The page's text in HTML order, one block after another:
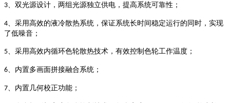
3 、双光源设计，两组光源独立供电，提高系统可靠性；
4 、采用高效的液冷散热系统，保证系统长时间稳定运行的同时，实现
了低噪音；
5 、采用高效内循环色轮散热技术，有效控制色轮工作温度；
6 、内置多画面拼接融合系统；
7 、内置几何校正功能；